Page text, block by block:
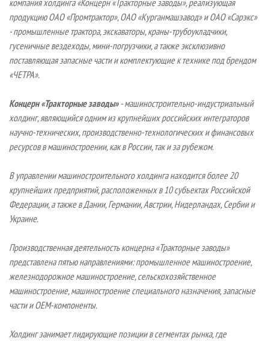
продукцию ОАО «Промтрактор», ОАО «Курганмашзавод» и ОАО «Сарэкс»
- промышленные трактора, экскаваторы, краны-трубоукладчики,
гусеничные вездеходы, мини-погрузчики, а также эксклюзивно
поставляющая запасные части и комплектующие к технике под брендом
«ЧЕТРА».
Концерн «Тракторные заводы»- машиностроительно-индустриальный
холдинг, являющийся одним из крупнейших российских интеграторов
научно-технических, производственно-технологических и финансовых
ресурсов в машиностроении, как в России, так и за рубежом.
В управлении машиностроительного холдинга находится более 20
крупнейших предприятий, расположенных в 10 субъектах Российской
Федерации, а также в Дании, Германии, Австрии, Нидерландах, Сербии и
Украине.
Производственная деятельность концерна «Тракторные заводы»
представлена пятью направлениями: промышленное машиностроение,
железнодорожное машиностроение, сельскохозяйственное
машиностроение, машиностроение специального назначения, запасные
части и ОЕМ-компоненты.
Холдинг занимает лидирующие позиции в сегментах рынка, где